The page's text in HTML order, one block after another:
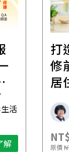
活
解
打
修
居
原價